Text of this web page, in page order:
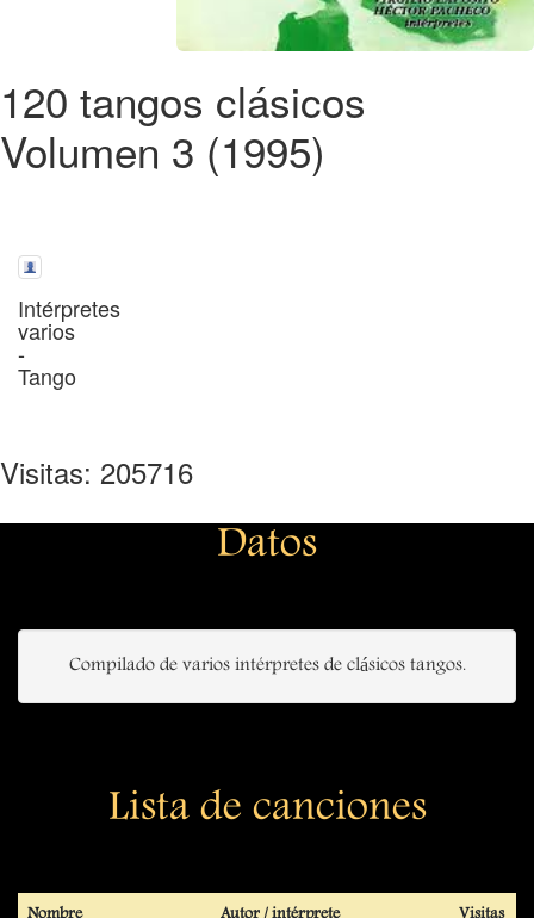
120 tangos clásicos
Volumen 3 (1995)
Intérpretes
varios
-
Tango
Visitas: 205716
Datos
Compilado de varios intérpretes de clásicos tangos.
Lista de canciones